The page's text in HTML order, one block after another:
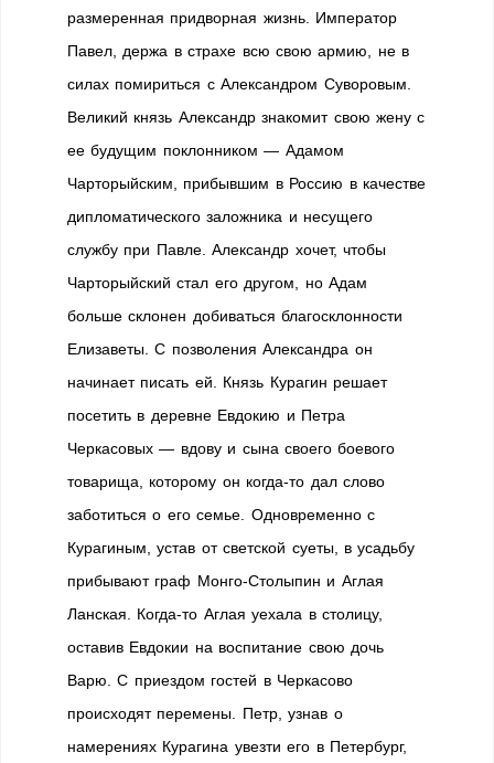
размеренная придворная жизнь. Император
Павел, держа в страхе всю свою армию, не в
силах помириться с Александром Суворовым.
Великий князь Александр знакомит свою жену с
ее будущим поклонником — Адамом
Чарторыйским, прибывшим в Россию в качестве
дипломатического заложника и несущего
службу при Павле. Александр хочет, чтобы
Чарторыйский стал его другом, но Адам
больше склонен добиваться благосклонности
Елизаветы. С позволения Александра он
начинает писать ей. Князь Курагин решает
посетить в деревне Евдокию и Петра
Черкасовых — вдову и сына своего боевого
товарища, которому он когда-то дал слово
заботиться о его семье. Одновременно с
Курагиным, устав от светской суеты, в усадьбу
прибывают граф Монго-Столыпин и Аглая
Ланская. Когда-то Аглая уехала в столицу,
оставив Евдокии на воспитание свою дочь
Варю. С приездом гостей в Черкасово
происходят перемены. Петр, узнав о
намерениях Курагина увезти его в Петербург,